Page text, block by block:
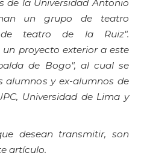
de la Universidad Antonio
un grupo de teatro
teatro de la Ruiz".
proyecto exterior a este
de Bogo", al cual se
alumnos y ex-alumnos de
Universidad de Lima y
desean transmitir, son
artículo.